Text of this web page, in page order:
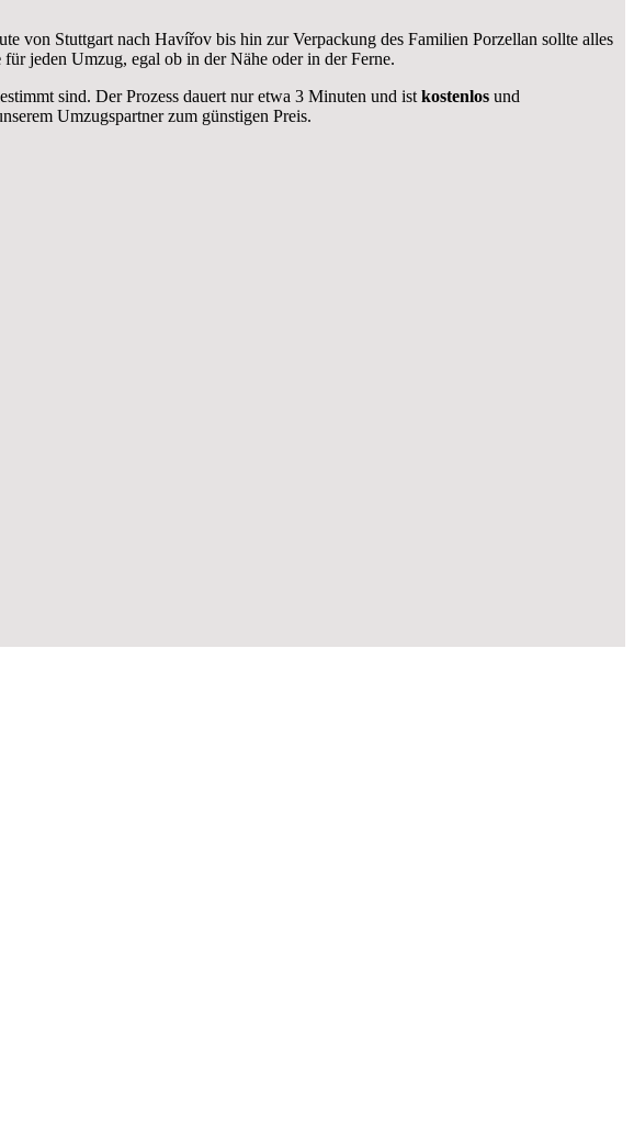
von Stuttgart nach Havířov bis hin zur Verpackung des Familien Porzellan sollte alles
für jeden Umzug, egal ob in der Nähe oder in der Ferne.
sind. Der Prozess dauert nur etwa 3 Minuten und ist kostenlos und
Umzugspartner zum günstigen Preis.